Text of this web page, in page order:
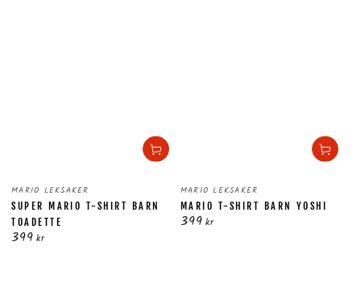
Säljare:
MARIO LEKSAKER
SUPER MARIO T-SHIRT BARN
TOADETTE
Ordinarie
399 kr
Säljare:
MARIO LEKSAKER
MARIO T-SHIRT BARN YOSHI
Ordinarie
399 kr